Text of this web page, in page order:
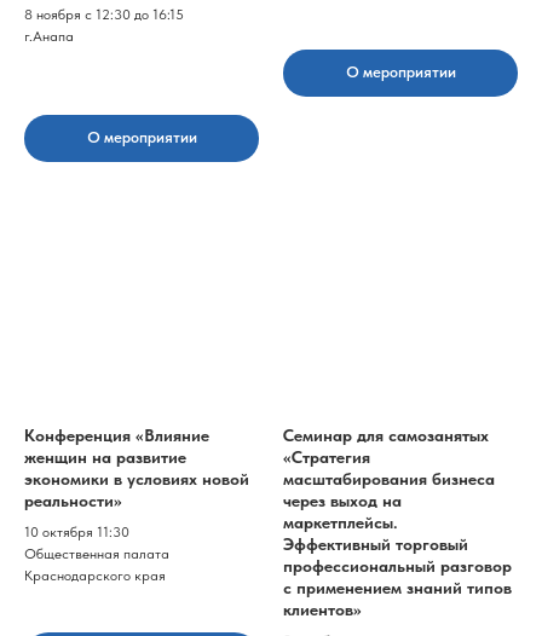
8 ноября с 12:30 до 16:15
г.Анапа
О мероприятии
О мероприятии
Конференция «Влияние
женщин на развитие
экономики в условиях новой
реальности»
10 октября 11:30
Общественная палата
Краснодарского края
Семинар для самозанятых
«Стратегия
масштабирования бизнеса
через выход на
маркетплейсы.
Эффективный торговый
профессиональный разговор
с применением знаний типов
клиентов»